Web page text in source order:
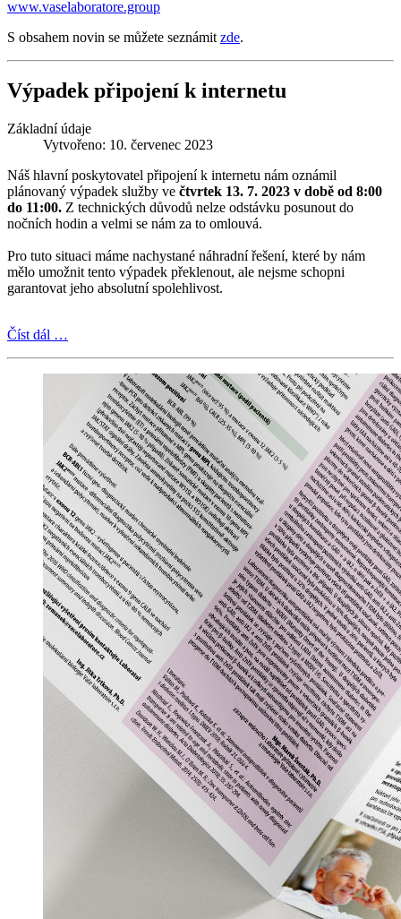
www.vaselaboratore.group
S obsahem novin se můžete seznámit zde.
Výpadek připojení k internetu
Základní údaje
Vytvořeno: 10. červenec 2023
Náš hlavní poskytovatel připojení k internetu nám oznámil
plánovaný výpadek služby ve čtvrtek 13. 7. 2023 v době od 8:00
do 11:00. Z technických důvodů nelze odstávku posunout do
nočních hodin a velmi se nám za to omlouvá.
Pro tuto situaci máme nachystané náhradní řešení, které by nám
mělo umožnit tento výpadek překlenout, ale nejsme schopni
garantovat jeho absolutní spolehlivost.
Číst dál …